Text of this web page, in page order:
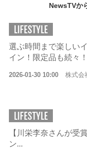
NewsTVか
LIFESTYLE
選ぶ時間まで楽しい
イン！限定品も続々！
2026-01-30 10:00 株式会
LIFESTYLE
【川栄李奈さんが受
ン...